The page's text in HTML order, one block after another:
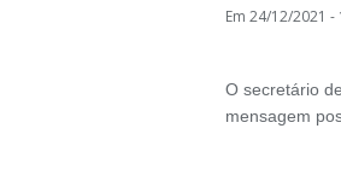
Em 24/12/2021 -
O secretário
mensagem